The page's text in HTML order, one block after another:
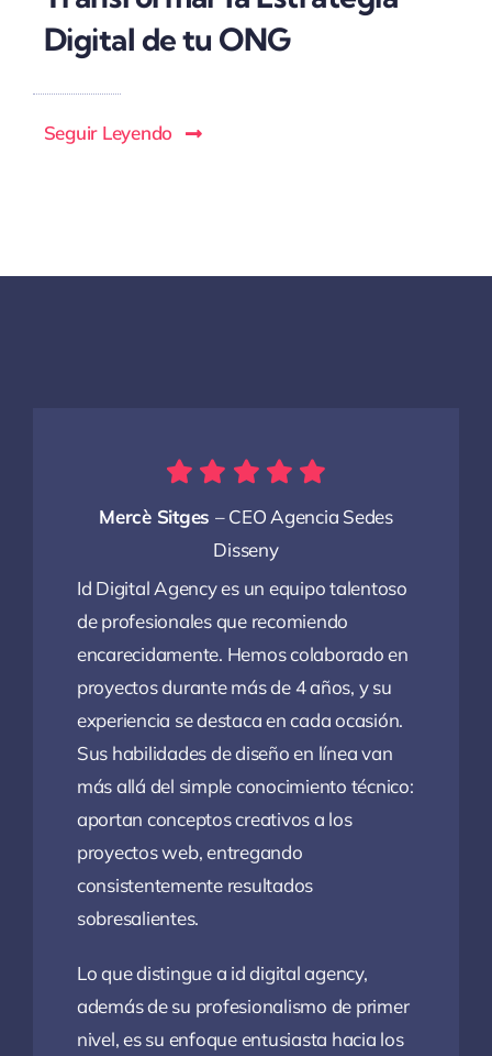
Digital de tu ONG
Seguir Leyendo
Mercè Sitges – CEO Agencia Sedes
Disseny
Id Digital Agency es un equipo talentoso
de profesionales que recomiendo
encarecidamente. Hemos colaborado en
proyectos durante más de 4 años, y su
experiencia se destaca en cada ocasión.
Sus habilidades de diseño en línea van
más allá del simple conocimiento técnico:
aportan conceptos creativos a los
proyectos web, entregando
consistentemente resultados
sobresalientes.
Lo que distingue a id digital agency,
además de su profesionalismo de primer
nivel, es su enfoque entusiasta hacia los